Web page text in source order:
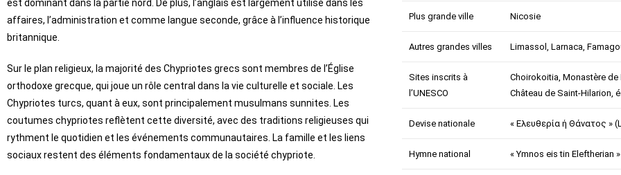
est dominant dans la partie nord. De plus, l’anglais est largement utilisé dans les
affaires, l’administration et comme langue seconde, grâce à l’influence historique
britannique.
Sur le plan religieux, la majorité des Chypriotes grecs sont membres de l’Église
orthodoxe grecque, qui joue un rôle central dans la vie culturelle et sociale. Les
Chypriotes turcs, quant à eux, sont principalement musulmans sunnites. Les
coutumes chypriotes reflètent cette diversité, avec des traditions religieuses qui
rythment le quotidien et les événements communautaires. La famille et les liens
sociaux restent des éléments fondamentaux de la société chypriote.
Plus grande ville Nicosie
Autres grandes villes Limassol, Larnaca,
Sites inscrits à
l’UNESCO
Choirokoitia, Monastère de
Château de Saint-Hilarion,
Devise nationale « Ελευθερία ή Θάνατος »
Hymne national « Ymnos eis tin Eleftherian